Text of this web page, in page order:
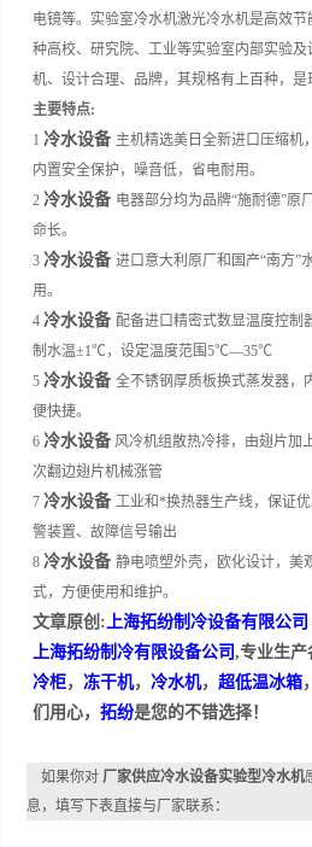
电镜等。 实验室冷水机激光冷水机是高效
种高校、研究院、工业等实验室内部实验及
机、设计合理、品牌，其规格有上百种，是
主要特点:
1冷水设备 主机精选美日全新进口压缩机
内置安全保护，噪音低，省电耐用。
2冷水设备 电器部分均为品牌“施耐德”原
命长。
3冷水设备 进口意大利原厂和国产“南方”
用。
4冷水设备配备进口精密式数显温度控制
制水温±1℃，设定温度范围5℃—35℃
5 冷水设备 全不锈钢厚质板换式蒸发器，
便快捷。
6冷水设备 风冷机组散热冷排，由翅片加
次翻边翅片机械涨管
7 冷水设备工业和*换热器生产线，保证
警装置、故障信号输出
8 冷水设备 静电喷塑外壳，欧化设计，美
式，方便使用和维护。
文章原创:上海拓纷制冷设备有限公司
上海拓纷制冷有限设备公司,专业生产
冷柜， 冻干机，冷水机，超低温冰箱
们用心，拓纷是您的不错选择！
如果你对厂家供应冷水设备实验型冷水机
息，填写下表直接与厂家联系：